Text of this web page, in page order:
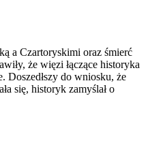
a Czartoryskimi oraz śmierć
że więzi łączące historyka
Doszedłszy do wniosku, że
się, historyk zamyślał o